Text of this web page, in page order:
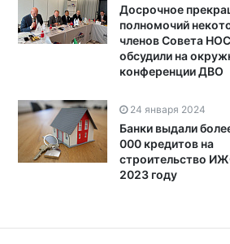
Досрочное
полномочий
членов Совета
обсудили на
конференции ДВО
24 января 2024
Банки выдали
000 кредитов на
строительство
2023 году